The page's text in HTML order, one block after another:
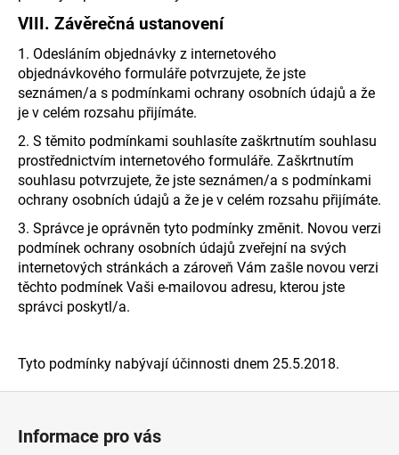
VIII. Závěrečná ustanovení
1. Odesláním objednávky z internetového
objednávkového formuláře potvrzujete, že jste
seznámen/a s podmínkami ochrany osobních údajů a že
je v celém rozsahu přijímáte.
2. S těmito podmínkami souhlasíte zaškrtnutím souhlasu
prostřednictvím internetového formuláře. Zaškrtnutím
souhlasu potvrzujete, že jste seznámen/a s podmínkami
ochrany osobních údajů a že je v celém rozsahu přijímáte.
3. Správce je oprávněn tyto podmínky změnit. Novou verzi
podmínek ochrany osobních údajů zveřejní na svých
internetových stránkách a zároveň Vám zašle novou verzi
těchto podmínek Vaši e-mailovou adresu, kterou jste
správci poskytl/a.
Tyto podmínky nabývají účinnosti dnem 25.5.2018.
Informace pro vás